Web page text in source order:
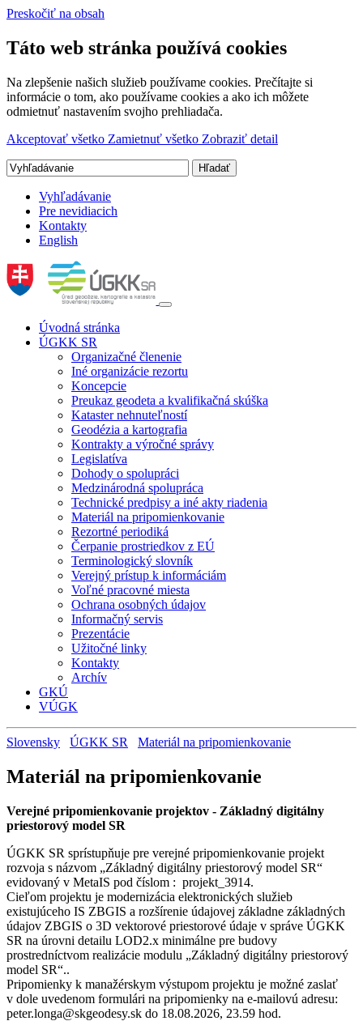
Preskočiť na obsah
Táto web stránka používá cookies
Na zlepšenie našich služieb používame cookies. Prečítajte si
informácie o tom, ako používame cookies a ako ich môžete
odmietnuť nastavením svojho prehliadača.
Akceptovať všetko Zamietnuť všetko Zobraziť detail
Vyhľadávanie
Pre nevidiacich
Kontakty
English
Úvodná stránka
ÚGKK SR
Organizačné členenie
Iné organizácie rezortu
Koncepcie
Preukaz geodeta a kvalifikačná skúška
Kataster nehnuteľností
Geodézia a kartografia
Kontrakty a výročné správy
Legislatíva
Dohody o spolupráci
Medzinárodná spolupráca
Technické predpisy a iné akty riadenia
Materiál na pripomienkovanie
Rezortné periodiká
Čerpanie prostriedkov z EÚ
Terminologický slovník
Verejný prístup k informáciám
Voľné pracovné miesta
Ochrana osobných údajov
Informačný servis
Prezentácie
Užitočné linky
Kontakty
Archív
GKÚ
VÚGK
Slovensky ÚGKK SR Materiál na pripomienkovanie
Materiál na pripomienkovanie
Verejné pripomienkovanie projektov - Základný digitálny
priestorový model SR
ÚGKK SR sprístupňuje pre verejné pripomienkovanie projekt
rozvoja s názvom „Základný digitálny priestorový model SR“
evidovaný v MetaIS pod číslom : projekt_3914.
Cieľom projektu je modernizácia elektronických služieb
existujúceho IS ZBGIS a rozšírenie údajovej základne základných
údajov ZBGIS o 3D vektorové priestorové údaje v správe ÚGKK
SR na úrovni detailu LOD2.x minimálne pre budovy
prostredníctvom realizácie modulu „Základný digitálny priestorový
model SR“..
Pripomienky k manažérskym výstupom projektu je možné zaslať
v dole uvedenom formulári na pripomienky na e-mailovú adresu:
peter.longa@skgeodesy.sk do 18.08.2026, 23.59 hod.